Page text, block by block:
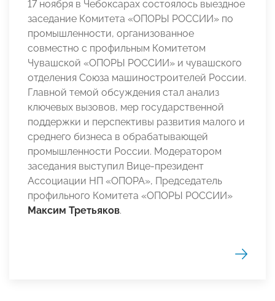
17 ноября в Чебоксарах состоялось выездное
заседание Комитета «ОПОРЫ РОССИИ» по
промышленности, организованное
совместно с профильным Комитетом
Чувашской «ОПОРЫ РОССИИ» и чувашского
отделения Союза машиностроителей России.
Главной темой обсуждения стал анализ
ключевых вызовов, мер государственной
поддержки и перспективы развития малого и
среднего бизнеса в обрабатывающей
промышленности России. Модератором
заседания выступил Вице-президент
Ассоциации НП «ОПОРА», Председатель
профильного Комитета «ОПОРЫ РОССИИ»
Максим Третьяков.